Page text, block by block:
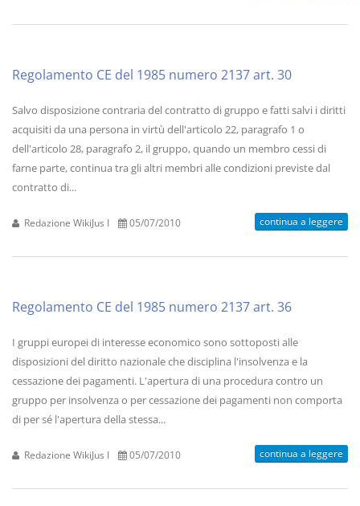
Regolamento CE del 1985 numero 2137 art. 30
Salvo disposizione contraria del contratto di gruppo e fatti salvi i diritti
acquisiti da una persona in virtù dell'articolo 22, paragrafo 1 o
dell'articolo 28, paragrafo 2, il gruppo, quando un membro cessi di
farne parte, continua tra gli altri membri alle condizioni previste dal
contratto di...
Redazione WikiJus I 05/07/2010 continua a leggere
Regolamento CE del 1985 numero 2137 art. 36
I gruppi europei di interesse economico sono sottoposti alle
disposizioni del diritto nazionale che disciplina l'insolvenza e la
cessazione dei pagamenti. L'apertura di una procedura contro un
gruppo per insolvenza o per cessazione dei pagamenti non comporta
di per sé l'apertura della stessa...
Redazione WikiJus I 05/07/2010 continua a leggere